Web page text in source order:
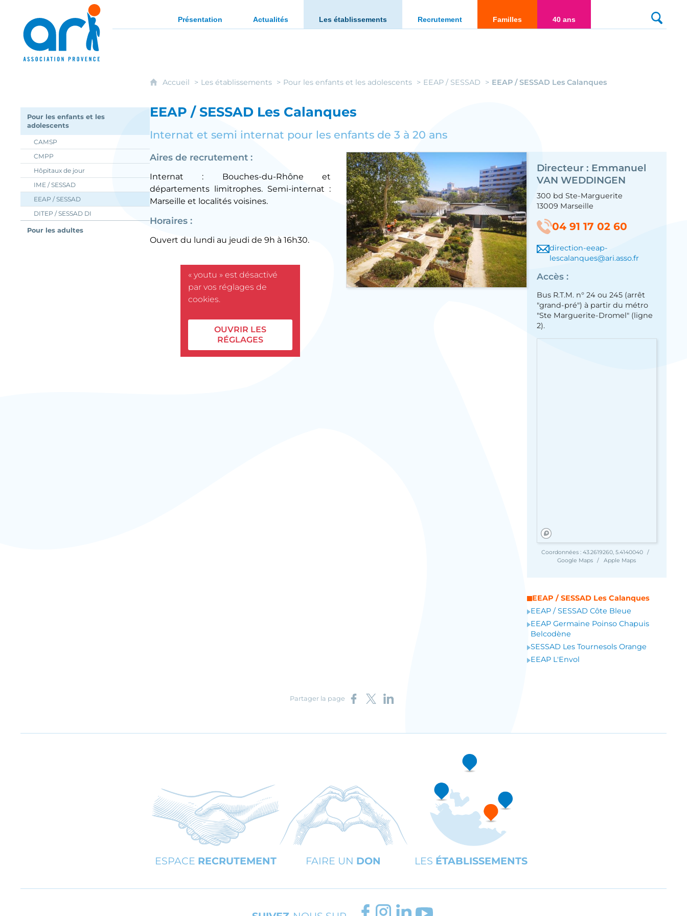
ARI - Association régionale pour l'intégration des personnes en situation de handicap ou en difficulté
Présentation Actualités Les établissements Recrutement Familles 40 ans
Pour les enfants et les
adolescents
CAMSP
CMPP
Hôpitaux de jour
IME / SESSAD
EEAP / SESSAD
DITEP / SESSAD DI
Pour les adultes
Accueil Les établissements Pour les enfants et les adolescents EEAP / SESSAD EEAP / SESSAD Les Calanques
EEAP / SESSAD Les Calanques
Internat et semi internat pour les enfants de 3 à 20 ans
Aires de recrutement :
Internat : Bouches-du-Rhône et
départements limitrophes. Semi-internat :
Marseille et localités voisines.
Horaires :
Ouvert du lundi au jeudi de 9h à 16h30.
« youtu » est désactivé
par vos réglages de
cookies.
OUVRIR LES
RÉGLAGES
Directeur : Emmanuel
VAN WEDDINGEN
300 bd Ste-Marguerite
13009 Marseille
04 91 17 02 60
direction-eeap-
lescalanques@ari.asso.fr
Accès :
Bus R.T.M. n° 24 ou 245 (arrêt
"grand-pré") à partir du métro
"Ste Marguerite-Dromel" (ligne
2).
Coordonnées :43.2619260, 5.4140040
Google Maps
Apple Maps
EEAP / SESSAD Les Calanques
EEAP / SESSAD Côte Bleue
EEAP Germaine Poinso Chapuis
Belcodène
SESSAD Les Tournesols Orange
EEAP L'Envol
Partager la page Partager sur Facebook
Partager sur X
Partager sur LinkedIn
ESPACE RECRUTEMENT FAIRE UN DON LES ÉTABLISSEMENTS
FACEBOOK
INSTAGRAM
LINKEDIN
YOUTUBE